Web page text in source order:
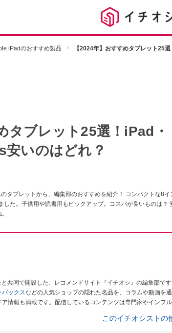
iPadのおすすめ製品 【2024年】おすすめタブレット25
タブレット25選！iPad・
いのはどれ？
タブレットから、編集部のおすすめを紹介！ コンパクトな8イ
た。子供用や読書用もピックアップ。コスパが良いものは？
共同で開設した、レコメンドサイト『イチオシ』の編集部です
バックスなどの人気ショップの隠れた名品を、コラムや動画を
情報も満載です。配信しているコンテンツは専門家やインフ
このイチオシストの